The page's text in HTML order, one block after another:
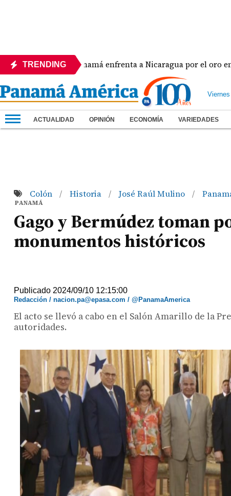
TRENDINGPanamá enfrenta a Nicaragua por el oro en el
ACTUALIDAD OPINIÓN ECONOMÍA VARIEDADES
Colón / Historia / José Raúl Mulino /
PANAMÁ
Gago y Bermúdez toman
monumentos históricos
Publicado 2024/09/10 12:15:00
Redacción / nacion.pa@epasa.com / @PanamaAmerica
El acto se llevó a cabo en el Salón Amarillo de la
autoridades.